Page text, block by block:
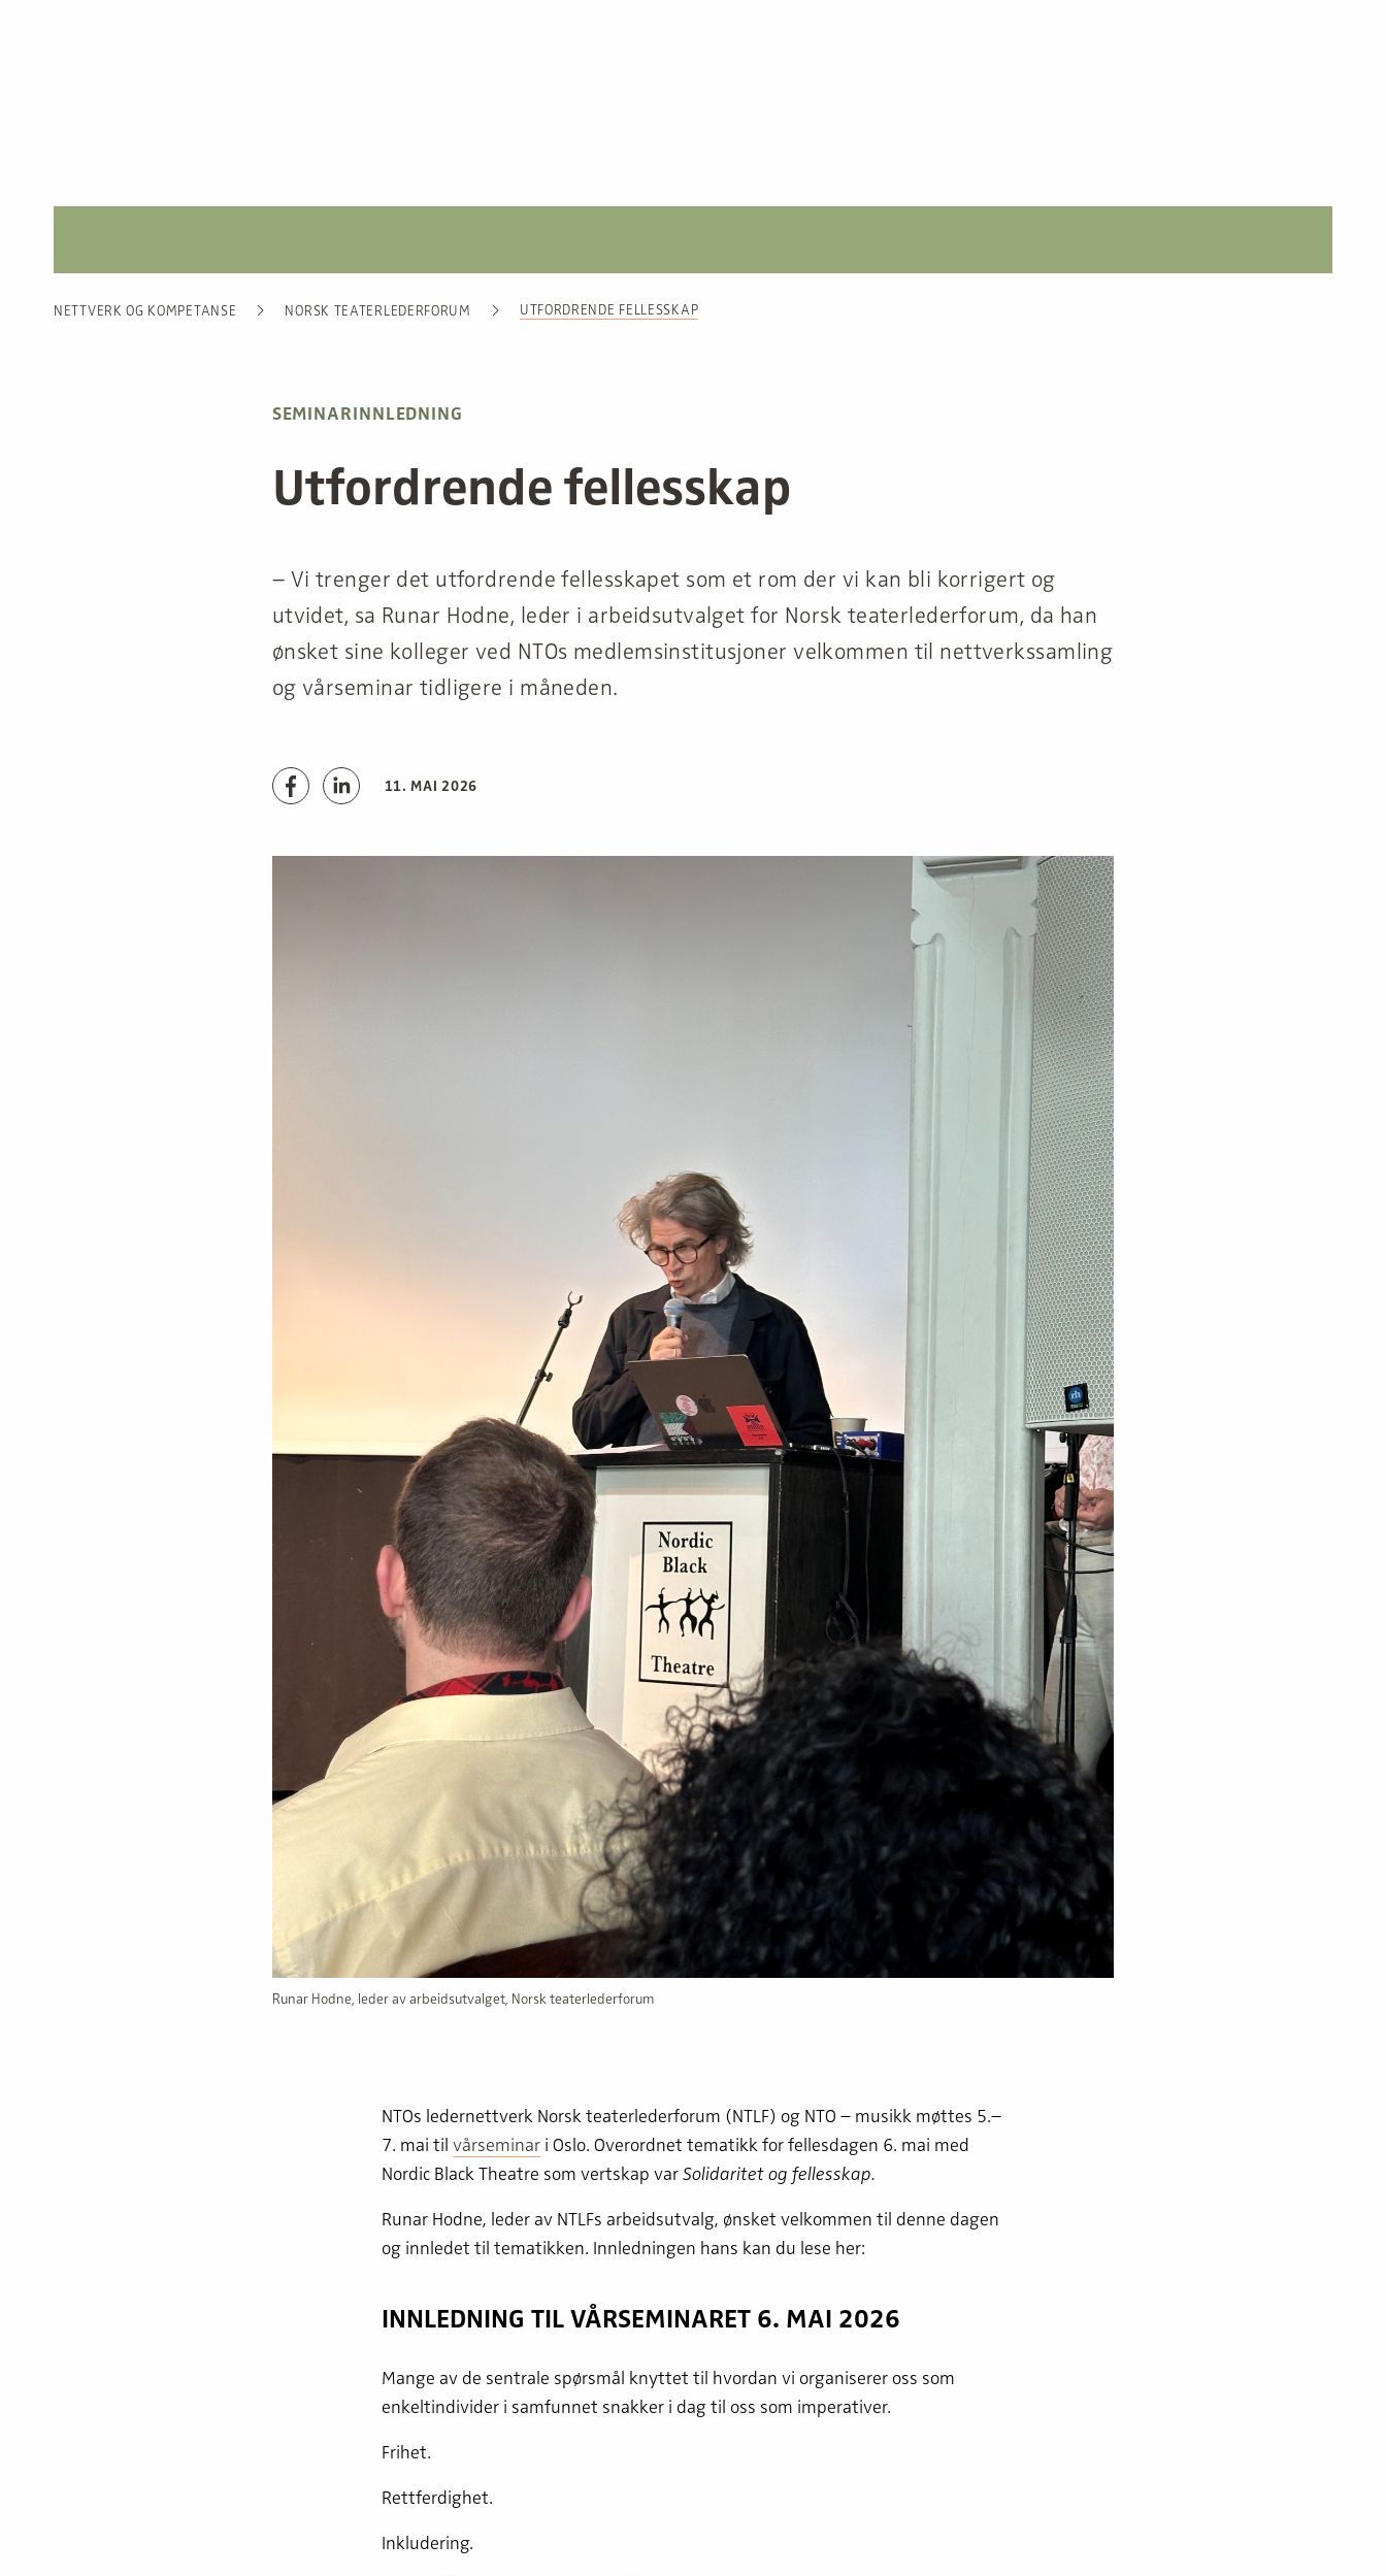
NETTVERK OG KOMPETANSE NORSK TEATERLEDERFORUM UTFORDRENDE FELLESSKAP
SEMINARINNLEDNING
Utfordrende fellesskap
– Vi trenger det utfordrende fellesskapet som et rom der vi kan bli korrigert og
utvidet, sa Runar Hodne, leder i arbeidsutvalget for Norsk teaterlederforum, da han
ønsket sine kolleger ved NTOs medlemsinstitusjoner velkommen til nettverkssamling
og vårseminar tidligere i måneden.
11. MAI 2026
Runar Hodne, leder av arbeidsutvalget, Norsk teaterlederforum
NTOs ledernettverk Norsk teaterlederforum (NTLF) og NTO – musikk møttes 5.–
7. mai til vårseminari Oslo. Overordnet tematikk for fellesdagen 6. mai med
Nordic Black Theatre som vertskap varSolidaritet og fellesskap.
Runar Hodne, leder av NTLFs arbeidsutvalg, ønsket velkommen til denne dagen
og innledet til tematikken. Innledningen hans kan du lese her:
INNLEDNING TIL VÅRSEMINARET 6. MAI 2026
Mange av de sentrale spørsmål knyttet til hvordan vi organiserer oss som
enkeltindivider i samfunnet snakker i dag til oss som imperativer.
Frihet.
Rettferdighet.
Inkludering.